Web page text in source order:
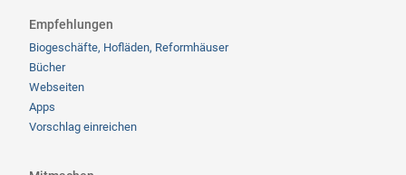
Empfehlungen
Biogeschäfte, Hofläden, Reformhäuser
Bücher
Webseiten
Apps
Vorschlag einreichen